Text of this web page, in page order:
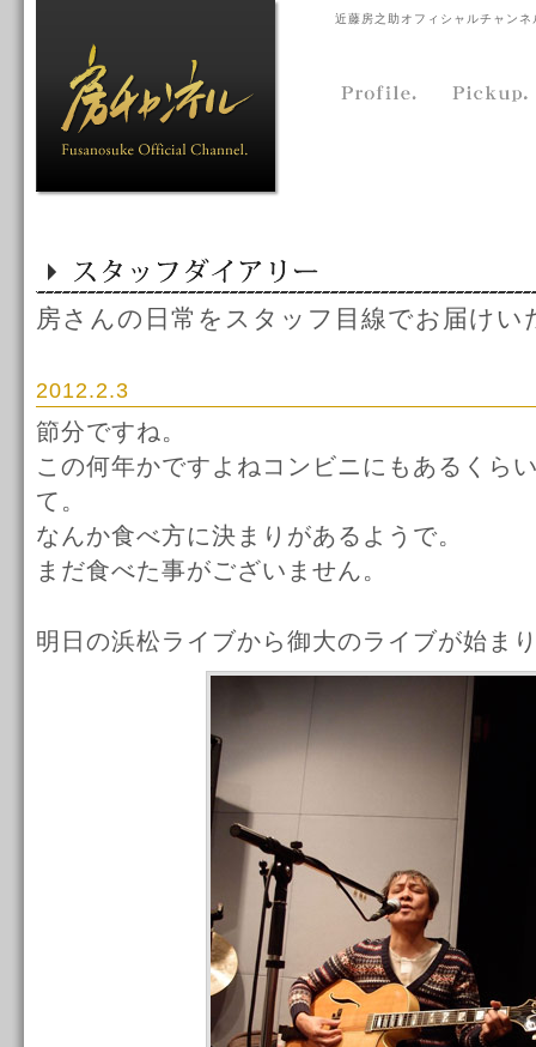
近藤房之助オフィシャルチャン
房さんの日常をスタッフ目線でお届けい
2012.2.3
節分ですね。
この何年かですよねコンビニにもあるくら
て。
なんか食べ方に決まりがあるようで。
まだ食べた事がございません。
明日の浜松ライブから御大のライブが始ま